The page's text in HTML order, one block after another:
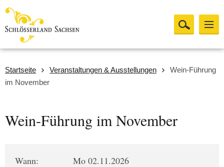
Startseite Veranstaltungen & Ausstellungen
Wein-Führung
im November
Wein-Führung im November
Wann:
Mo 02.11.2026